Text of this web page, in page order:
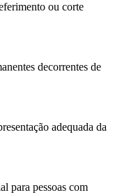
ou corte
decorrentes de
adequada da
para pessoas com